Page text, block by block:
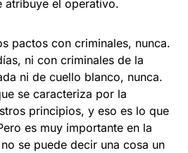
atribuye el operativo.
pactos con criminales, nunca.
ni con criminales de la
ni de cuello blanco, nunca.
se caracteriza por la
principios, y eso es lo que
es muy importante en la
se puede decir una cosa un